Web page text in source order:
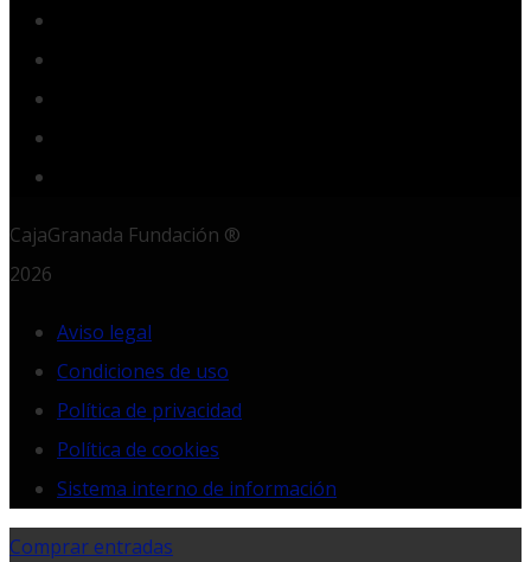
CajaGranada Fundación ®
2026
Aviso legal
Condiciones de uso
Política de privacidad
Política de cookies
Sistema interno de información
Comprar entradas